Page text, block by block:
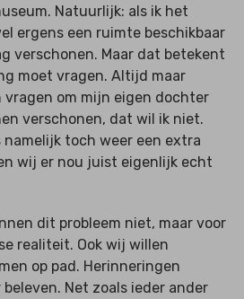
Natuurlijk: als ik het
ergens een ruimte beschikbaar
verschonen. Maar dat betekent
moet vragen. Altijd maar
om mijn eigen dochter
verschonen, dat wil ik niet.
toch weer een extra
wij er nou juist eigenlijk echt
dit probleem niet, maar voor
realiteit. Ook wij willen
op pad. Herinneringen
Net zoals ieder ander